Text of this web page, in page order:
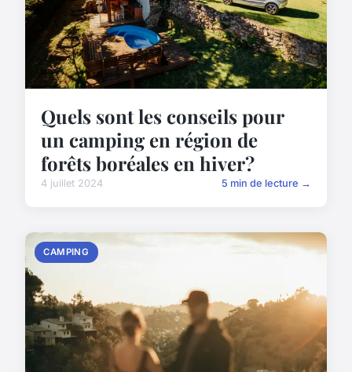
Quels sont les conseils pour
un camping en région de
forêts boréales en hiver?
4 juillet 2024 5 min de lecture →
CAMPING